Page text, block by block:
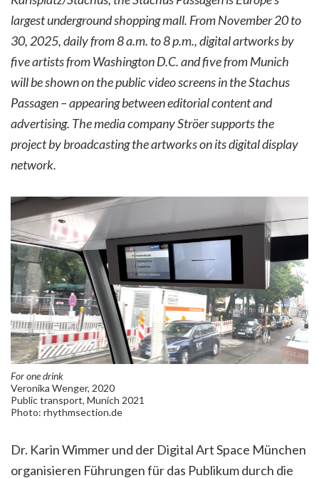
largest underground shopping mall. From November 20 to
30, 2025, daily from 8 a.m. to 8 p.m., digital artworks by
five artists from Washington D.C. and five from Munich
will be shown on the public video screens in the Stachus
Passagen – appearing between editorial content and
advertising. The media company Ströer supports the
project by broadcasting the artworks on its digital display
network.
For one drink
Veronika Wenger, 2020
Public transport, Munich 2021
Photo: rhythmsection.de
Dr. Karin Wimmer und der Digital Art Space München
organisieren Führungen für das Publikum durch die